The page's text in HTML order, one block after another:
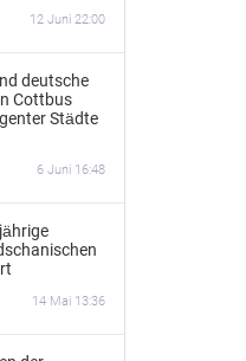
12 Juni 22:00
deutsche
Cottbus
Städte
6 Juni 16:48
14 Mai 13:36